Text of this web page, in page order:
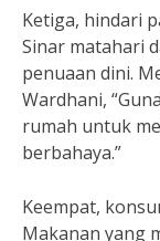
Ketiga, hindari
Sinar matahari
penuaan dini.
Wardhani,
rumah untuk
berbahaya.”
Keempat,
Makanan yang